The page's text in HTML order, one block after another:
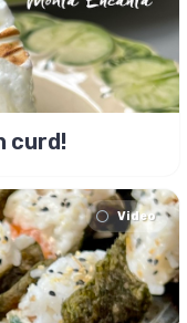
curd!
Video